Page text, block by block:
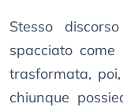
Stesso
spacciato
trasformata,
chiunque